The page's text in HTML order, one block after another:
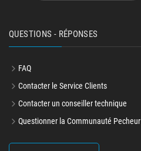
QUESTIONS - RÉPONSES
FAQ
Contacter le Service Clients
Contacter un conseiller technique
Questionner la Communauté Pecheur